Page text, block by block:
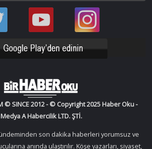
Bir
Haber
YouTube
Bir
Haber
Instagram
© SINCE 2012 - © Copyright 2025 Haber Oku -
Medya A Habercilik LTD. ŞTİ.
son dakika haberleri yorumsuz ve
anında ulaştırılır. Köşe yazarları, siyaset,